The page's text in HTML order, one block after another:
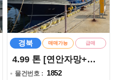
경북 매매가능 급매
4.99 톤 [연안자망+통발]
물건번호 : 1852